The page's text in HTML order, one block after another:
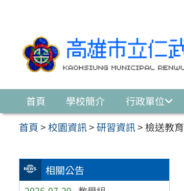
首頁 學校簡介 行政單位
首頁>校園資訊>研習資訊> 檢送教
相關公告